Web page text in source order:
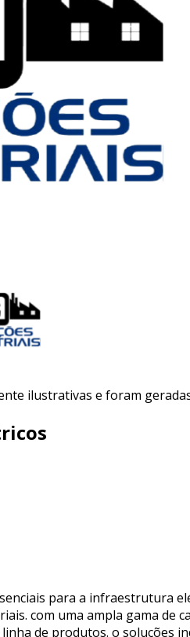
ilustrativas e foram
para a infraestrutura
com uma ampla gama
de produtos. o soluções